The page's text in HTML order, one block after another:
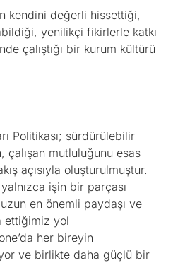
kendini değerli hissettiği,
yenilikçi fikirlerle katkı
çalıştığı bir kurum kültürü
Politikası; sürdürülebilir
çalışan mutluluğunu esas
açısıyla oluşturulmuştur.
işin bir parçası
en önemli paydaşı ve
ettiğimiz yol
her bireyin
ve birlikte daha güçlü bir